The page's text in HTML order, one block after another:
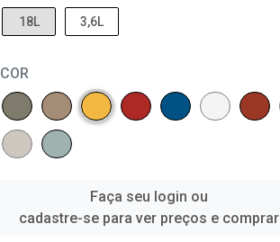
18L 3,6L
COR
Faça seu login ou
cadastre-se para ver preços e comprar